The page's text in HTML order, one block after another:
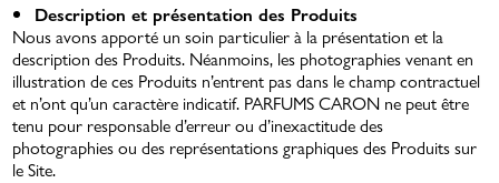
Description et présentation des Produits
Nous avons apporté un soin particulier à la présentation et la
description des Produits. Néanmoins, les photographies venant en
illustration de ces Produits n’entrent pas dans le champ contractuel
et n’ont qu’un caractère indicatif. PARFUMS CARON ne peut être
tenu pour responsable d’erreur ou d’inexactitude des
photographies ou des représentations graphiques des Produits sur
le Site.